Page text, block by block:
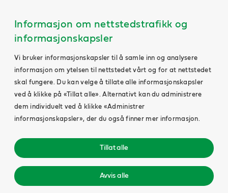
Informasjon om nettstedstrafikk og
informasjonskapsler
Vi bruker informasjonskapsler til å samle inn og analysere
informasjon om ytelsen til nettstedet vårt og for at nettstedet
skal fungere. Du kan velge å tillate alle informasjonskapsler
ved å klikke på «Tillat alle». Alternativt kan du administrere
dem individuelt ved å klikke «Administrer
informasjonskapsler», der du også finner mer informasjon.
Tillat alle
Avvis alle